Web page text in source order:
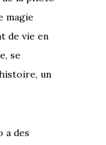
magie
de vie en
se
un
a des